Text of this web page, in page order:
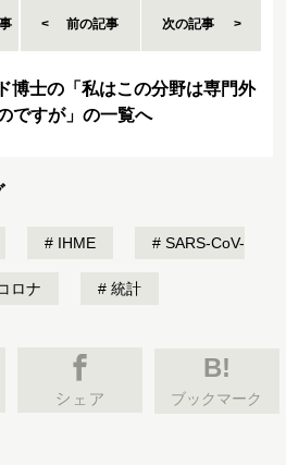
前の記事 次の記事
博士の「私はこの分野は専門外
ですが」の一覧へ
IHME SARS-CoV-
ロナ 統計
B!
ブックマーク